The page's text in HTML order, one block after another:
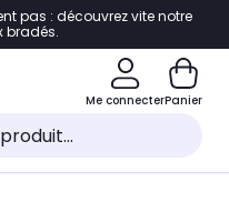
page
pas : découvrez vite notre
bradés.
Me connecterPanier